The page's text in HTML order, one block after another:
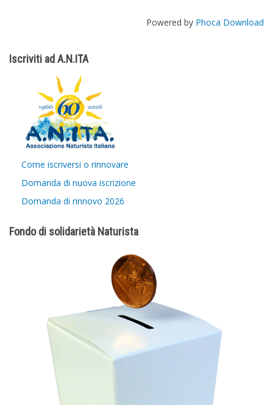
Powered by Phoca Download
Iscriviti ad A.N.ITA
Come iscriversi o rinnovare
Domanda di nuova iscrizione
Domanda di rinnovo 2026
Fondo di solidarietà Naturista